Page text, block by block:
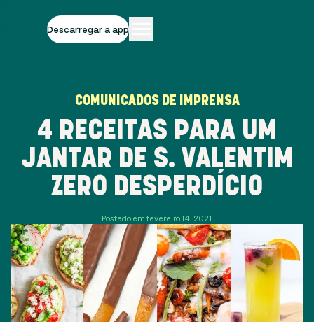
Descarregar a app
COMUNICADOS DE IMPRENSA
4 RECEITAS PARA UM
JANTAR DE S. VALENTIM
ZERO DESPERDÍCIO
Postado em fevereiro 14, 2021